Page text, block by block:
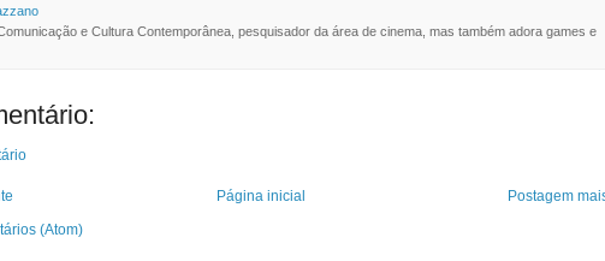
e Cultura Contemporânea, pesquisador da área de cinema, mas também adora games e
Postagem
Página inicial
(Atom)